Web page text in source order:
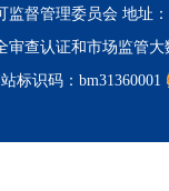
监督管理委员会 地址
审查认证和市场监管
标识码：bm31360001